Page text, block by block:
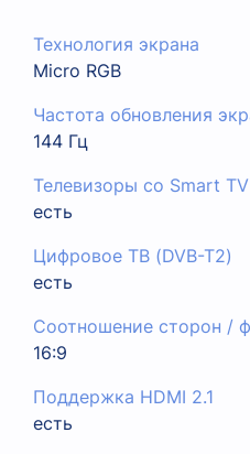
Технология экрана
Micro RGB
Частота обновления
144 Гц
Телевизоры со Smart TV
есть
Цифровое ТВ (DVB-T2)
есть
Соотношение сторон /
16:9
Поддержка HDMI 2.1
есть